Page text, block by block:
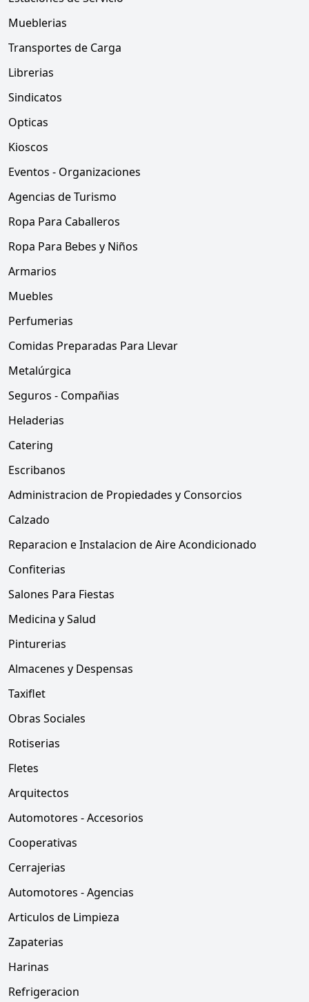
Mueblerias
Transportes de Carga
Librerias
Sindicatos
Opticas
Kioscos
Eventos - Organizaciones
Agencias de Turismo
Ropa Para Caballeros
Ropa Para Bebes y Niños
Armarios
Muebles
Perfumerias
Comidas Preparadas Para Llevar
Metalúrgica
Seguros - Compañias
Heladerias
Catering
Escribanos
Administracion de Propiedades y Consorcios
Calzado
Reparacion e Instalacion de Aire Acondicionado
Confiterias
Salones Para Fiestas
Medicina y Salud
Pinturerias
Almacenes y Despensas
Taxiflet
Obras Sociales
Rotiserias
Fletes
Arquitectos
Automotores - Accesorios
Cooperativas
Cerrajerias
Automotores - Agencias
Articulos de Limpieza
Zapaterias
Harinas
Refrigeracion